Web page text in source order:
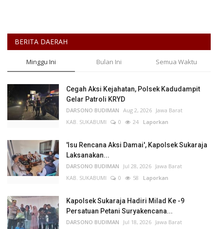
BERITA DAERAH
Minggu Ini Bulan Ini Semua Waktu
Cegah Aksi Kejahatan, Polsek Kadudampit
Gelar Patroli KRYD
DARSONO BUDIMAN Aug 2, 2026 Jawa Barat
KAB. SUKABUMI
0 24 Laporkan
'Isu Rencana Aksi Damai', Kapolsek Sukaraja
Laksanakan...
DARSONO BUDIMAN Jul 28, 2026 Jawa Barat
KAB. SUKABUMI
0 58 Laporkan
Kapolsek Sukaraja Hadiri Milad Ke -9
Persatuan Petani Suryakencana...
DARSONO BUDIMAN Jul 18, 2026 Jawa Barat